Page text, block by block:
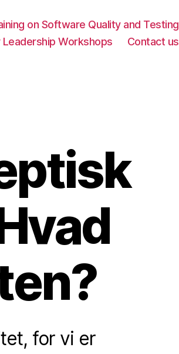
on Software Quality and Testing
Workshops
Contact us
for vi er